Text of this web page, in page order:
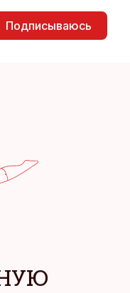
Подписываюсь